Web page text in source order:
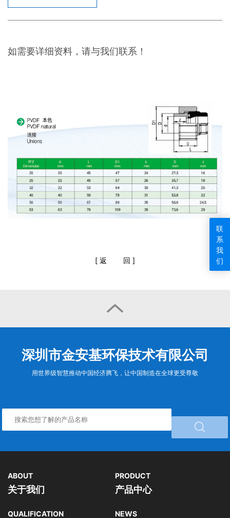
如需要详细资料，请与我们联系！
[ 返 回 ]

深圳市金安基环保技术有限公司
用世界级智慧推动中国经济腾飞，让中国制造在全球更受尊敬

ABOUT
关于我们
PRODUCT
产品中心
QUALIFICATION NEWS
联
系
我
们